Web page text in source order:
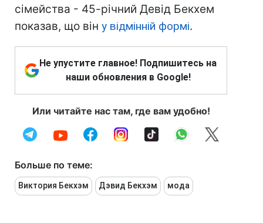
сімейства - 45-річний Девід Бекхем
показав, що він у відмінній формі.
Не упустите главное! Подпишитесь на
наши обновления в Google!
Или читайте нас там, где вам удобно!
Больше по теме:
Виктория Бекхэм Дэвид Бекхэм мода